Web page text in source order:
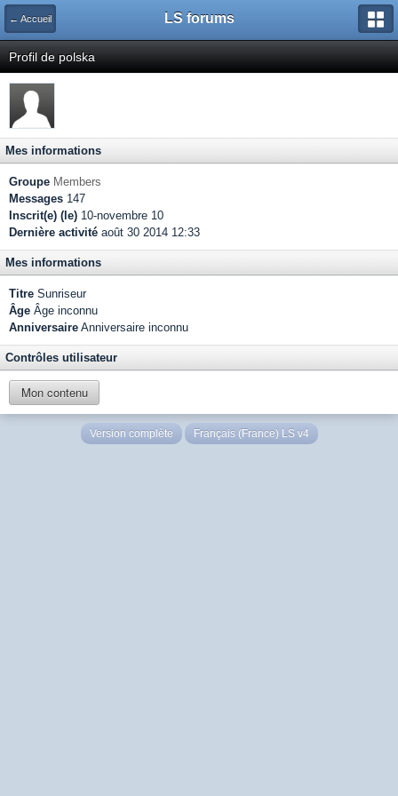
← Accueil LS forums
Profil de polska
Mes informations
Groupe Members
Messages 147
Inscrit(e) (le) 10-novembre 10
Dernière activité août 30 2014 12:33
Mes informations
Titre Sunriseur
Âge Âge inconnu
Anniversaire Anniversaire inconnu
Contrôles utilisateur
Mon contenu
Version complète Français (France) LS v4